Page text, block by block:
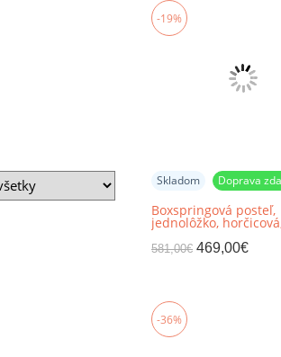
-19%
Skladom Doprava
Boxspringová posteľ,
jednolôžko,
ľavá, TERY
581,00€ 469,00€
-36%